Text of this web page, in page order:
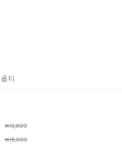
티
￦19,800
￦18,900